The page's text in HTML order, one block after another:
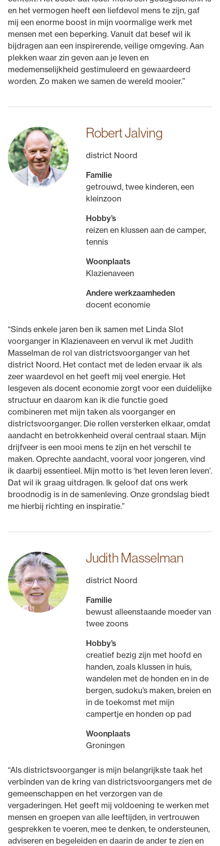
en het vermogen heeft een liefdevol mens te zijn, gaf
mij een enorme boost in mijn voormalige werk met
mensen met een beperking. Vanuit dat besef wil ik
bijdragen aan een inspirerende, veilige omgeving. Aan
plekken waar zin geven aan je leven en
medemenselijkheid gestimuleerd en gewaardeerd
worden. Zo maken we samen de wereld mooier.”
Robert Jalving
district Noord
Familie
getrouwd, twee kinderen, een
kleinzoon
Hobby’s
reizen en klussen aan de camper,
tennis
Woonplaats
Klazienaveen
Andere werkzaamheden
docent economie
“Sinds enkele jaren ben ik samen met Linda Slot
voorganger in Klazienaveen en vervul ik met Judith
Masselman de rol van districtsvoorganger van het
district Noord. Het contact met de leden ervaar ik als
zeer waardevol en het geeft mij veel energie. Het
lesgeven als docent economie zorgt voor een duidelijke
structuur en daarom kan ik die functie goed
combineren met mijn taken als voorganger en
districtsvoorganger. Die rollen versterken elkaar, omdat
aandacht en betrokkenheid overal centraal staan. Mijn
drijfveer is een mooi mens te zijn en het verschil te
maken. Oprechte aandacht, vooral voor jongeren, vind
ik daarbij essentieel. Mijn motto is ‘het leven leren leven’.
Dat wil ik graag uitdragen. Ik geloof dat ons werk
broodnodig is in de samenleving. Onze grondslag biedt
me hierbij richting en inspiratie.”
Judith Masselman
district Noord
Familie
bewust alleenstaande moeder van
twee zoons
Hobby’s
creatief bezig zijn met hoofd en
handen, zoals klussen in huis,
wandelen met de honden en in de
bergen, sudoku’s maken, breien en
in de toekomst met mijn
campertje en honden op pad
Woonplaats
Groningen
“Als districtsvoorganger is mijn belangrijkste taak het
verbinden van de kring van districtsvoorgangers met de
gemeenschappen en het verzorgen van de
vergaderingen. Het geeft mij voldoening te werken met
mensen en groepen van alle leeftijden, in vertrouwen
gesprekken te voeren, mee te denken, te ondersteunen,
adviseren en begeleiden en daarin de ander te zien en